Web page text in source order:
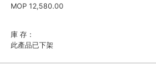
MOP 12,580.00
庫 存：
此產品已下架